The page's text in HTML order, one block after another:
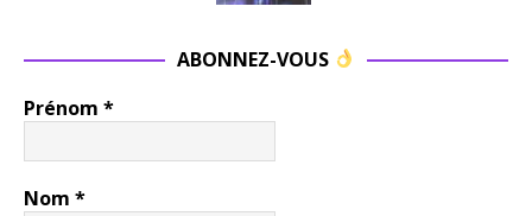
ABONNEZ-VOUS
Prénom *
Nom *